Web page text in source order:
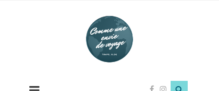
Comme
une
envie
de